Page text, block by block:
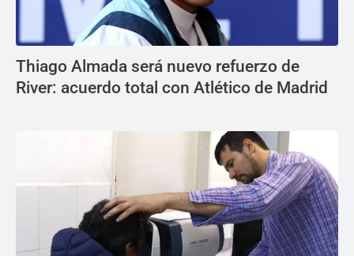
Thiago Almada será nuevo refuerzo de
River: acuerdo total con Atlético de Madrid